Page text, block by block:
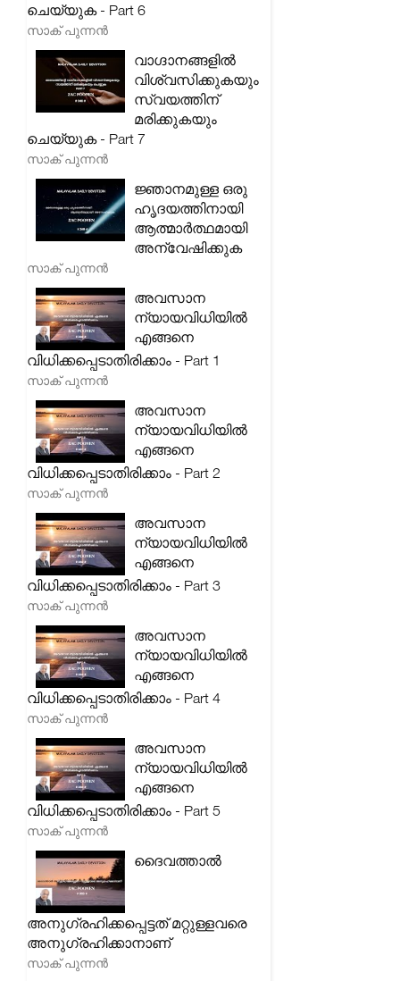
ചെയ്യുക - Part 6
സാക് പുന്നൻ
വാഗ്ദാനങ്ങളിൽ
വിശ്വസിക്കുകയും
സ്വയത്തിന്
മരിക്കുകയും
ചെയ്യുക - Part 7
സാക് പുന്നൻ
ജ്ഞാനമുള്ള ഒരു
ഹൃദയത്തിനായി
ആത്മാർത്ഥമായി
അന്വേഷിക്കുക
സാക് പുന്നൻ
അവസാന
ന്യായവിധിയിൽ
എങ്ങനെ
വിധിക്കപ്പെടാതിരിക്കാം - Part 1
സാക് പുന്നൻ
അവസാന
ന്യായവിധിയിൽ
എങ്ങനെ
വിധിക്കപ്പെടാതിരിക്കാം - Part 2
സാക് പുന്നൻ
അവസാന
ന്യായവിധിയിൽ
എങ്ങനെ
വിധിക്കപ്പെടാതിരിക്കാം - Part 3
സാക് പുന്നൻ
അവസാന
ന്യായവിധിയിൽ
എങ്ങനെ
വിധിക്കപ്പെടാതിരിക്കാം - Part 4
സാക് പുന്നൻ
അവസാന
ന്യായവിധിയിൽ
എങ്ങനെ
വിധിക്കപ്പെടാതിരിക്കാം - Part 5
സാക് പുന്നൻ
ദൈവത്താൽ
അനുഗ്രഹിക്കപ്പെട്ടത് മറ്റുള്ളവരെ
അനുഗ്രഹിക്കാനാണ്
സാക് പുന്നൻ